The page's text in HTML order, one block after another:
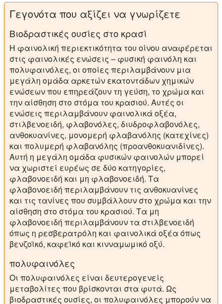
Γεγονότα που αξίζει να γνωρίζετε
Βιοδραστικές ουσίες στο κρασί
Η φαινολική περιεκτικότητα του οίνου αναφέρεται
στις φαινολικές ενώσεις – φυσική φαινόλη και
πολυφαινόλες, οι οποίες περιλαμβάνουν μια
μεγάλη ομάδα αρκετών εκατοντάδων χημικών
ενώσεων που επηρεάζουν τη γεύση, το χρώμα και
την αίσθηση στο στόμα του κρασιού. Αυτές οι
ενώσεις περιλαμβάνουν φαινολικά οξέα,
στιλβενοειδή, φλαβονόλες, διυδροφλαβονόλες,
ανθοκυανίνες, μονομερή φλαβανόλης (κατεχίνες)
και πολυμερή φλαβανόλης (προανθοκυανιδίνες).
Αυτή η μεγάλη ομάδα φυσικών φαινολών μπορεί
να χωριστεί ευρέως σε δύο κατηγορίες,
φλαβονοειδή και μη φλαβονοειδή. Τα
φλαβονοειδή περιλαμβάνουν τις ανθοκυανίνες
και τις τανίνες που συμβάλλουν στο χρώμα και την
αίσθηση στο στόμα του κρασιού. Τα μη
φλαβονοειδή περιλαμβάνουν τα στιλβενοειδή
όπως η ρεσβερατρόλη και φαινολικά οξέα όπως
βενζοϊκό, καφεϊκό και κινναμωμικό οξύ.
πολυφαινόλες
Οι πολυφαινόλες είναι δευτερογενείς
μεταβολίτες που βρίσκονται στα φυτά. Ως
βιοδραστικές ουσίες, οι πολυφαινόλες μπορούν να